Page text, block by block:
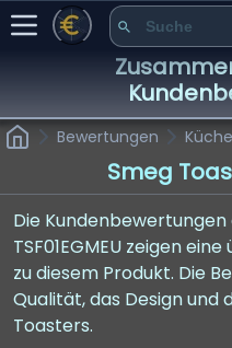
Bewertungen
Smeg
Die
TSF01EGMEU zeigen
zu diesem Produkt. Die
Qualität, das Design und
Toasters.